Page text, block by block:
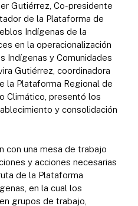
Gutiérrez, Co-presidente
de la Plataforma de
Indígenas de la
en la operacionalización
Indígenas y Comunidades
Gutiérrez, coordinadora
la Plataforma Regional de
Climático, presentó los
y consolidación
con una mesa de trabajo
y acciones necesarias
de la Plataforma
en la cual los
grupos de trabajo,